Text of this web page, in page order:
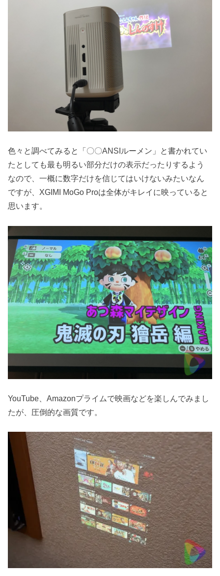
色々と調べてみると「〇〇ANSIルーメン」と書かれてい
たとしても最も明るい部分だけの表示だったりするよう
なので、一概に数字だけを信じてはいけないみたいなん
ですが、XGIMI MoGo Proは全体がキレイに映っていると
思います。
YouTube、Amazonプライムで映画などを楽しんでみまし
たが、圧倒的な画質です。